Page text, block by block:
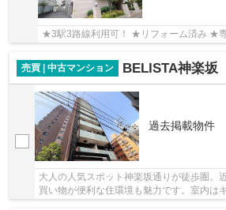
★3駅3路線利用可！ ★リフォーム済み ★
売買 | 中古マンション BELISTA神楽坂
過去掲載物件
大人の人気スポット神楽坂通りが徒歩圏。
買い物が便利な住環境も魅力です。室内は